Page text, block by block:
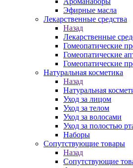
Эфирные масла
Лекарственные средства
Назад
Лекарственные
Гомеопатические
Гомеопатические
Гомеопатические
Натуральная косметика
Назад
Натуральная
Уход за лицом
Уход за телом
Уход за волосами
Уход за полостью
Наборы
Сопутствующие товары
Назад
Сопутствующие